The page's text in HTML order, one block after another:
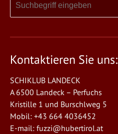
Kontaktieren Sie uns:
SCHIKLUB LANDECK
A 6500 Landeck – Perfuchs
Kristille 1 und Burschlweg 5
Mobil: +43 664 4036452
E-mail: fuzzi@hubertirol.at